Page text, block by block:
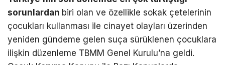
sorunlardan biri olan ve özellikle sokak çetelerinin
çocukları kullanması ile cinayet olayları üzerinden
yeniden gündeme gelen suça sürüklenen çocuklara
ilişkin düzenleme TBMM Genel Kurulu’na geldi.